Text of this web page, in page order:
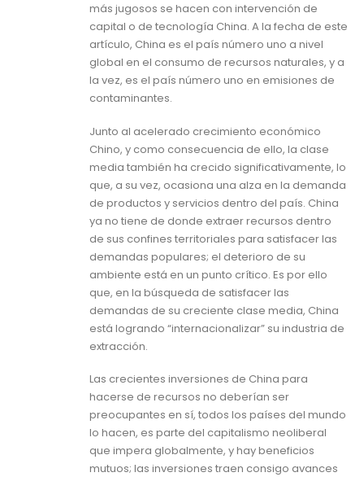
más jugosos se hacen con intervención de
capital o de tecnología China. A la fecha de este
artículo, China es el país número uno a nivel
global en el consumo de recursos naturales, y a
la vez, es el país número uno en emisiones de
contaminantes.
Junto al acelerado crecimiento económico
Chino, y como consecuencia de ello, la clase
media también ha crecido significativamente, lo
que, a su vez, ocasiona una alza en la demanda
de productos y servicios dentro del país. China
ya no tiene de donde extraer recursos dentro
de sus confines territoriales para satisfacer las
demandas populares; el deterioro de su
ambiente está en un punto crítico. Es por ello
que, en la búsqueda de satisfacer las
demandas de su creciente clase media, China
está logrando “internacionalizar” su industria de
extracción.
Las crecientes inversiones de China para
hacerse de recursos no deberían ser
preocupantes en sí, todos los países del mundo
lo hacen, es parte del capitalismo neoliberal
que impera globalmente, y hay beneficios
mutuos; las inversiones traen consigo avances